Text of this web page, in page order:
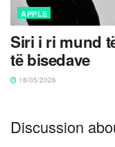
APPLE
Siri i ri mund
të bisedave
18/05/2026
Discussion